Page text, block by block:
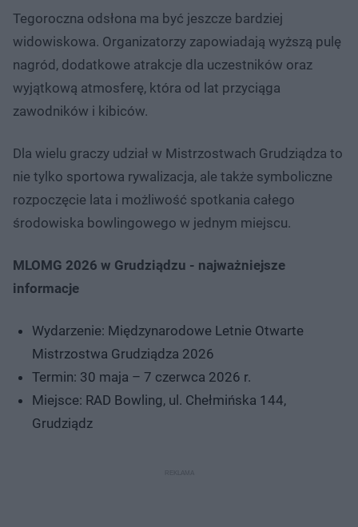
Tegoroczna odsłona ma być jeszcze bardziej
widowiskowa. Organizatorzy zapowiadają wyższą pulę
nagród, dodatkowe atrakcje dla uczestników oraz
wyjątkową atmosferę, która od lat przyciąga
zawodników i kibiców.
Dla wielu graczy udział w Mistrzostwach Grudziądza to
nie tylko sportowa rywalizacja, ale także symboliczne
rozpoczęcie lata i możliwość spotkania całego
środowiska bowlingowego w jednym miejscu.
MLOMG 2026 w Grudziądzu - najważniejsze
informacje
Wydarzenie: Międzynarodowe Letnie Otwarte
Mistrzostwa Grudziądza 2026
Termin: 30 maja – 7 czerwca 2026 r.
Miejsce: RAD Bowling, ul. Chełmińska 144,
Grudziądz